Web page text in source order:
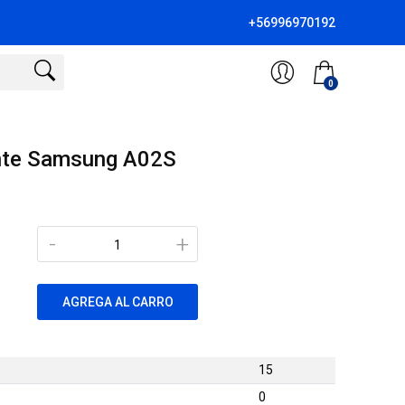
+56996970192
0
Samsung A02S
+
-
AGREGA AL CARRO
15
0